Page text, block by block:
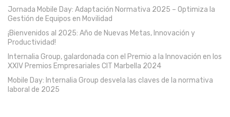
Jornada Mobile Day: Adaptación Normativa 2025 – Optimiza la
Gestión de Equipos en Movilidad
¡Bienvenidos al 2025: Año de Nuevas Metas, Innovación y
Productividad!
Internalia Group, galardonada con el Premio a la Innovación en los
XXIV Premios Empresariales CIT Marbella 2024
Mobile Day: Internalia Group desvela las claves de la normativa
laboral de 2025